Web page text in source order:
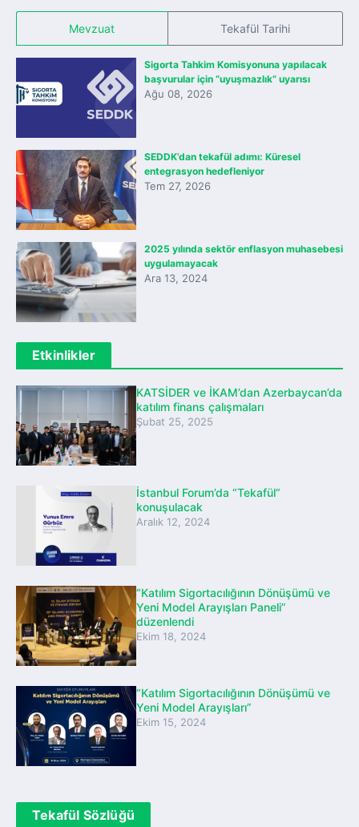
Mevzuat Tekafül Tarihi
Sigorta Tahkim Komisyonuna yapılacak
başvurular için “uyuşmazlık” uyarısı
Ağu 08, 2026
SEDDK’dan tekafül adımı: Küresel
entegrasyon hedefleniyor
Tem 27, 2026
2025 yılında sektör enflasyon muhasebesi
uygulamayacak
Ara 13, 2024
Etkinlikler
KATSİDER ve İKAM’dan Azerbaycan’da
katılım finans çalışmaları
Şubat 25, 2025
İstanbul Forum’da “Tekafül”
konuşulacak
Aralık 12, 2024
“Katılım Sigortacılığının Dönüşümü ve
Yeni Model Arayışları Paneli”
düzenlendi
Ekim 18, 2024
“Katılım Sigortacılığının Dönüşümü ve
Yeni Model Arayışları”
Ekim 15, 2024
Tekafül Sözlüğü